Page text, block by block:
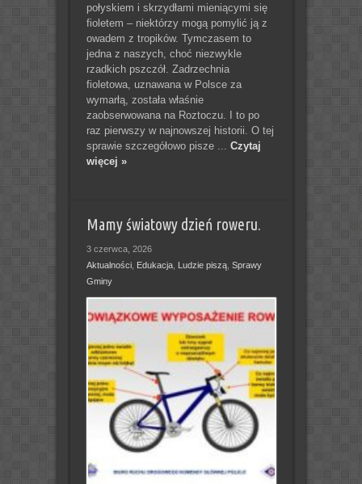
połyskiem i skrzydłami mieniącymi się
fioletem – niektórzy mogą pomylić ją z
owadem z tropików. Tymczasem to
jedna z naszych, choć niezwykle
rzadkich pszczół. Zadrzechnia
fioletowa, uznawana w Polsce za
wymarłą, została właśnie
zaobserwowana na Roztoczu. I to po
raz pierwszy w najnowszej historii. O tej
sprawie szczegółowo pisze ... Czytaj
więcej »
Mamy światowy dzień roweru.
3 czerwca, 2026
Aktualności, Edukacja, Ludzie piszą, Sprawy
Gminy